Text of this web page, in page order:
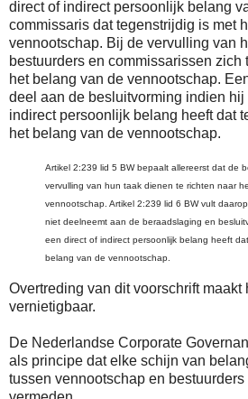
direct of indirect persoonlijk belang
commissaris dat tegenstrijdig is met
vennootschap. Bij de vervulling van
bestuurders en commissarissen zich
het belang van de vennootschap.
deel aan de besluitvorming indien
indirect persoonlijk belang heeft dat
het belang van de vennootschap.
Artikel 2:239 lid 5 BW bepaalt allereerst dat de
vervulling van hun taak dienen te richten naar
vennootschap. Artikel 2:239 lid 6 BW vult
niet deelneemt aan de beraadslaging en
een direct of indirect persoonlijk belang heeft
belang van de vennootschap.
Overtreding van dit voorschrift maakt
vernietigbaar.
De Nederlandse Corporate
als principe dat elke schijn van
tussen vennootschap en